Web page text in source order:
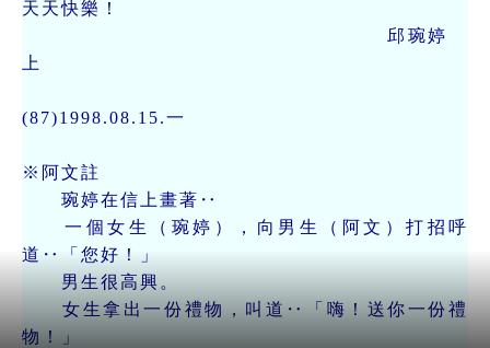
天天快樂！
邱琬婷
上
(87)1998.08.15.一
※阿文註
琬婷在信上畫著‥
一個女生（琬婷），向男生（阿文）打招呼
道‥「您好！」
男生很高興。
女生拿出一份禮物，叫道‥「嗨！送你一份禮
物！」